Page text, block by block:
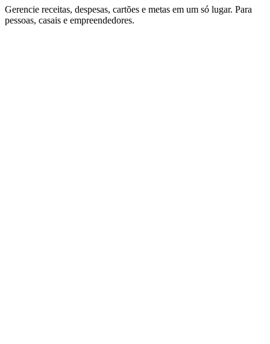
Gerencie receitas, despesas, cartões e metas em um só lugar. Para
pessoas, casais e empreendedores.